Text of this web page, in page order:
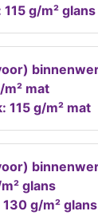
g/m² glans
115 g/m² mat
g/m² glans